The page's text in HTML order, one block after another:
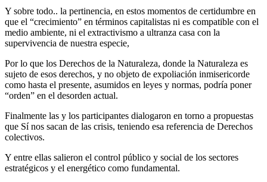
Y sobre todo.. la pertinencia, en estos momentos de certidumbre en
que el “crecimiento” en términos capitalistas ni es compatible con el
medio ambiente, ni el extractivismo a ultranza casa con la
supervivencia de nuestra especie,
Por lo que los Derechos de la Naturaleza, donde la Naturaleza es
sujeto de esos derechos, y no objeto de expoliación inmisericorde
como hasta el presente, asumidos en leyes y normas, podría poner
“orden” en el desorden actual.
Finalmente las y los participantes dialogaron en torno a propuestas
que Sí nos sacan de las crisis, teniendo esa referencia de Derechos
colectivos.
Y entre ellas salieron el control público y social de los sectores
estratégicos y el energético como fundamental.